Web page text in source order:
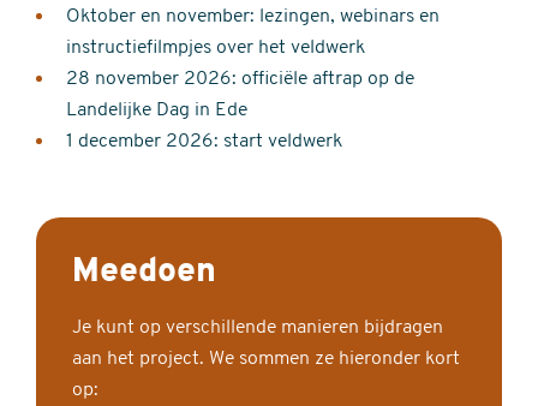
Oktober en november: lezingen, webinars en
instructiefilmpjes over het veldwerk
28 november 2026: officiële aftrap op de
Landelijke Dag in Ede
1 december 2026: start veldwerk
Meedoen
Je kunt op verschillende manieren bijdragen
aan het project. We sommen ze hieronder kort
op: